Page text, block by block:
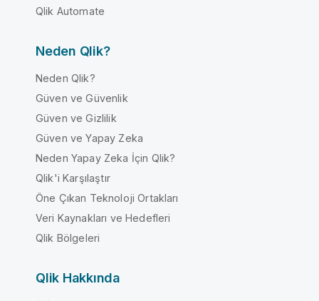
Qlik Automate
Neden Qlik?
Neden Qlik?
Güven ve Güvenlik
Güven ve Gizlilik
Güven ve Yapay Zeka
Neden Yapay Zeka İçin Qlik?
Qlik'i Karşılaştır
Öne Çıkan Teknoloji Ortakları
Veri Kaynakları ve Hedefleri
Qlik Bölgeleri
Qlik Hakkında